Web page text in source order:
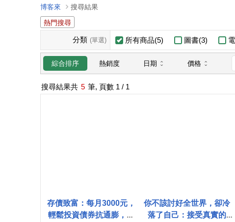
博客來
搜尋結果
熱門搜尋
分類 (單選) 所有商品(5) 圖書(3)
綜合排序 熱銷度 日期 價格
搜尋結果共 5 筆, 頁數 1 / 1
存債致富：每月3000元，
輕鬆投資債券抗通膨，穩
你不該討好全世界，卻冷
落了自己：接受真實的